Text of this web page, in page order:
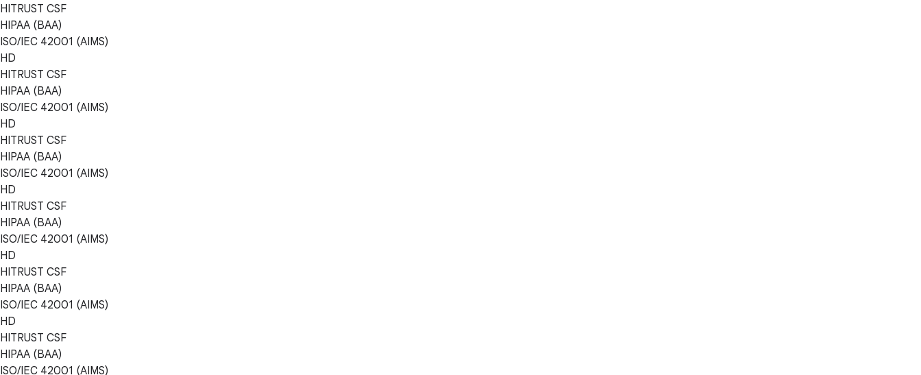
HITRUST CSF
HIPAA (BAA)
ISO/IEC 42001 (AIMS)
HD
HITRUST CSF
HIPAA (BAA)
ISO/IEC 42001 (AIMS)
HD
HITRUST CSF
HIPAA (BAA)
ISO/IEC 42001 (AIMS)
HD
HITRUST CSF
HIPAA (BAA)
ISO/IEC 42001 (AIMS)
HD
HITRUST CSF
HIPAA (BAA)
ISO/IEC 42001 (AIMS)
HD
HITRUST CSF
HIPAA (BAA)
ISO/IEC 42001 (AIMS)